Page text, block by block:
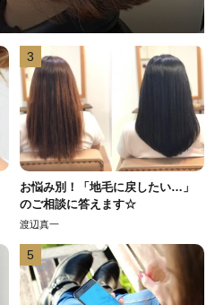
3
お悩み別！「地毛に戻したい…」
のご相談に答えます☆
渡辺真一
5